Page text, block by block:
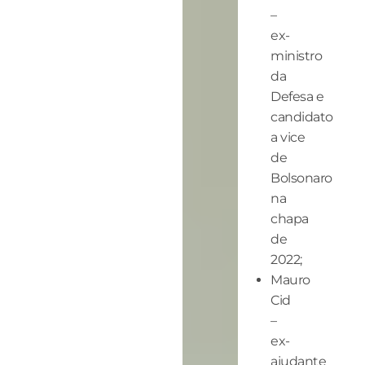
–
ex-
ministro
da
Defesa e
candidato
a vice
de
Bolsonaro
na
chapa
de
2022;
Mauro
Cid
–
ex-
ajudante